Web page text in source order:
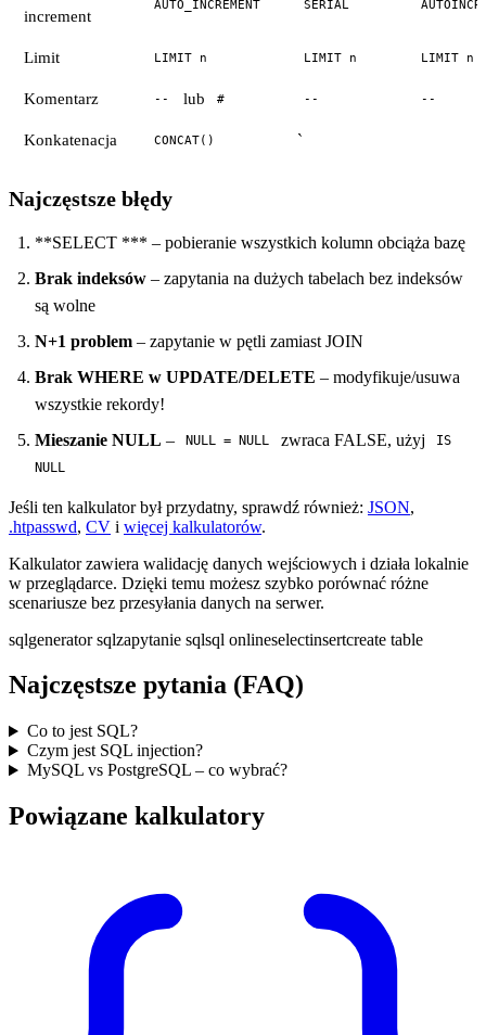
increment
AUTO_INCREMENT SERIAL
Limit LIMIT n LIMIT n LIMIT n
Komentarz -- lub # -- --
Konkatenacja CONCAT() `
Najczęstsze błędy
**SELECT *** – pobieranie wszystkich kolumn obciąża bazę
Brak indeksów – zapytania na dużych tabelach bez indeksów
są wolne
N+1 problem – zapytanie w pętli zamiast JOIN
Brak WHERE w UPDATE/DELETE – modyfikuje/usuwa
wszystkie rekordy!
Mieszanie NULL – NULL = NULL zwraca FALSE, użyj
IS
NULL
Jeśli ten kalkulator był przydatny, sprawdź również: JSON,
.htpasswd, CV i więcej kalkulatorów.
Kalkulator zawiera walidację danych wejściowych i działa lokalnie
w przeglądarce. Dzięki temu możesz szybko porównać różne
scenariusze bez przesyłania danych na serwer.
sqlgenerator sqlzapytanie sqlsql onlineselectinsertcreate table
Najczęstsze pytania (FAQ)
Co to jest SQL?
Czym jest SQL injection?
MySQL vs PostgreSQL – co wybrać?
Powiązane kalkulatory